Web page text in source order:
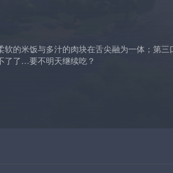
的米饭与多汁的肉块在舌尖融为一体；第三
了了…要不明天继续吃？